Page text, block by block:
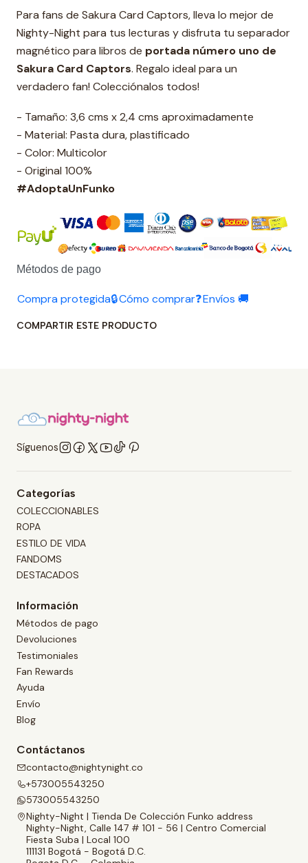
Para fans de Sakura Card Captors, lleva lo mejor de
Nighty-Night para tus lecturas y disfruta tu separador
magnético para libros de portada número uno de
Sakura Card Captors. Regalo ideal para un
verdadero fan! Colecciónalos todos!
- Tamaño: 3,6 cms x 2,4 cms aproximadamente
- Material: Pasta dura, plastificado
- Color: Multicolor
- Original 100%
#AdoptaUnFunko
Métodos de pago
Compra protegida🔒Cómo comprar❓Envíos 🚚
COMPARTIR ESTE PRODUCTO
Síguenos
Categorías
COLECCIONABLES
ROPA
ESTILO DE VIDA
FANDOMS
DESTACADOS
Información
Métodos de pago
Devoluciones
Testimoniales
Fan Rewards
Ayuda
Envío
Blog
Contáctanos
contacto@nightynight.co
+573005543250
573005543250
Nighty-Night | Tienda De Colección Funko address
Nighty-Night, Calle 147 # 101 - 56 | Centro Comercial
Fiesta Suba | Local 100
111131 Bogotá - Bogotá D.C.